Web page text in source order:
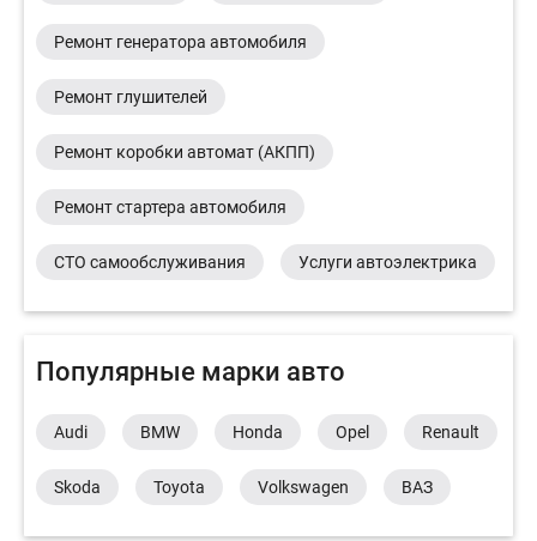
Ремонт генератора автомобиля
Ремонт глушителей
Ремонт коробки автомат (АКПП)
Ремонт стартера автомобиля
СТО самообслуживания Услуги автоэлектрика
Популярные марки авто
Audi BMW Honda Opel Renault
Skoda Toyota Volkswagen ВАЗ